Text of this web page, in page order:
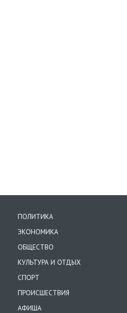
ПОЛИТИКА
ЭКОНОМИКА
ОБЩЕСТВО
КУЛЬТУРА И ОТДЫХ
СПОРТ
ПРОИСШЕСТВИЯ
АФИША